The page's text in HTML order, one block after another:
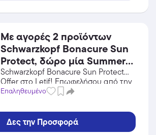
Με αγορές 2 προϊόντων
Schwarzkopf Bonacure Sun
Protect, δώρο μία Summer
Towel 2026! Ισχύει για
αγορές μέχρι εξαντλήσεως
των αποθεμάτων.
Schwarzkopf Bonacure Sun Protect
Offer στο Letif! Επωφελήσου από την
προσφορά σε Προσωπική Φροντίδα /
τις εκπτώσεις!
Επαληθευμένο
Δες την Προσφορά